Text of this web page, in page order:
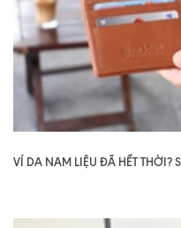
VÍ DA NAM LIỆU ĐÃ HẾT THỜI?